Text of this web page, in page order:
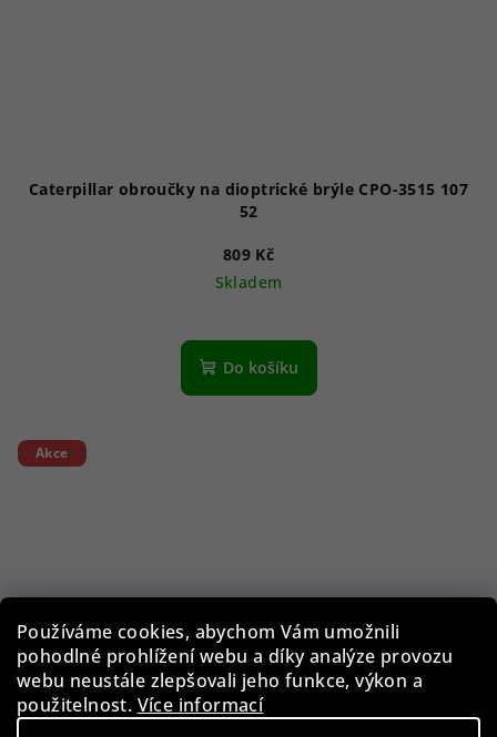
Používáme cookies, abychom Vám umožnili
pohodlné prohlížení webu a díky analýze provozu
webu neustále zlepšovali jeho funkce, výkon a
použitelnost. Více informací
Caterpillar obroučky na dioptrické brýle CPO-3515 107
52
809 Kč
Skladem
Do košíku
Akce